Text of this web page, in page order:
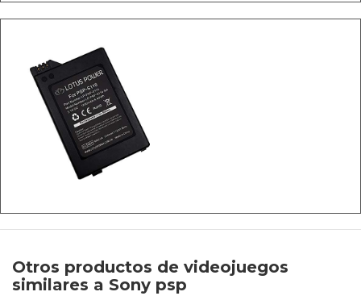
Otros productos de videojuegos
similares a Sony psp